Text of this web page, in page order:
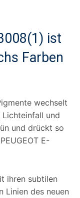
ist
Farben
wechselt
Lichteinfall und
und drückt so
E-
ihren subtilen
Linien des neuen